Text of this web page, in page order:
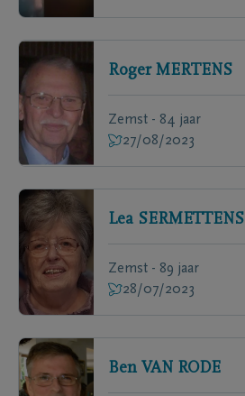
Roger MERTENS
Zemst - 84 jaar
27/08/2023
Lea SERMETTENS
Zemst - 89 jaar
28/07/2023
Ben VAN RODE